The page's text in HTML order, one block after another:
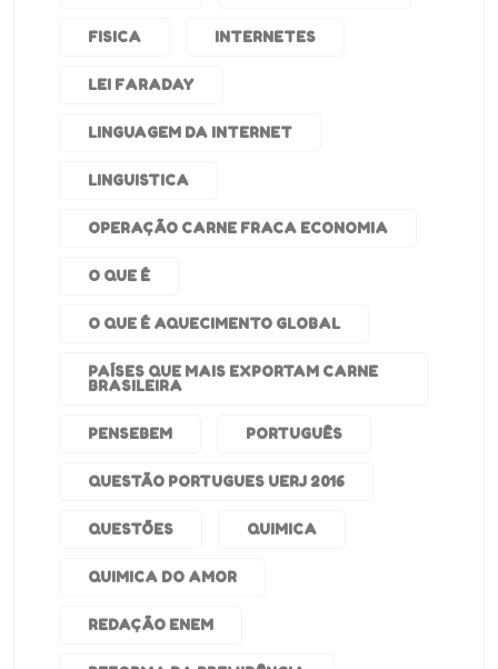
FISICA INTERNETES
LEI FARADAY
LINGUAGEM DA INTERNET
LINGUISTICA
OPERAÇÃO CARNE FRACA ECONOMIA
O QUE É
O QUE É AQUECIMENTO GLOBAL
PAÍSES QUE MAIS EXPORTAM CARNE
BRASILEIRA
PENSEBEM PORTUGUÊS
QUESTÃO PORTUGUES UERJ 2016
QUESTÕES QUIMICA
QUIMICA DO AMOR
REDAÇÃO ENEM